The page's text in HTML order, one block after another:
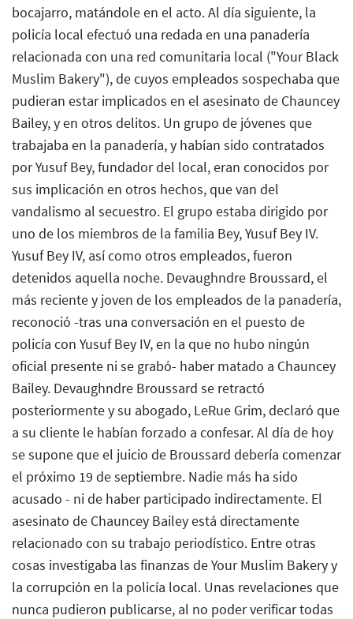
bocajarro, matándole en el acto. Al día siguiente, la
policía local efectuó una redada en una panadería
relacionada con una red comunitaria local ("Your Black
Muslim Bakery"), de cuyos empleados sospechaba que
pudieran estar implicados en el asesinato de Chauncey
Bailey, y en otros delitos. Un grupo de jóvenes que
trabajaba en la panadería, y habían sido contratados
por Yusuf Bey, fundador del local, eran conocidos por
sus implicación en otros hechos, que van del
vandalismo al secuestro. El grupo estaba dirigido por
uno de los miembros de la familia Bey, Yusuf Bey IV.
Yusuf Bey IV, así como otros empleados, fueron
detenidos aquella noche. Devaughndre Broussard, el
más reciente y joven de los empleados de la panadería,
reconoció -tras una conversación en el puesto de
policía con Yusuf Bey IV, en la que no hubo ningún
oficial presente ni se grabó- haber matado a Chauncey
Bailey. Devaughndre Broussard se retractó
posteriormente y su abogado, LeRue Grim, declaró que
a su cliente le habían forzado a confesar. Al día de hoy
se supone que el juicio de Broussard debería comenzar
el próximo 19 de septiembre. Nadie más ha sido
acusado - ni de haber participado indirectamente. El
asesinato de Chauncey Bailey está directamente
relacionado con su trabajo periodístico. Entre otras
cosas investigaba las finanzas de Your Muslim Bakery y
la corrupción en la policía local. Unas revelaciones que
nunca pudieron publicarse, al no poder verificar todas